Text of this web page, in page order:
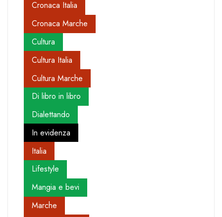
Cronaca Italia
Cronaca Marche
Cultura
Cultura Italia
Cultura Marche
Di libro in libro
Dialettando
In evidenza
Italia
Lifestyle
Mangia e bevi
Marche